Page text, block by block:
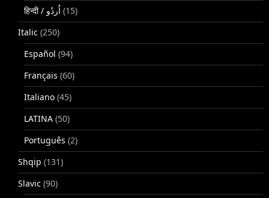
(15)
Italic (250)
Español (94)
Français (60)
Italiano (45)
LATINA (50)
Português (2)
Shqip (131)
Slavic (90)